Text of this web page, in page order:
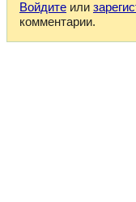
Войдите или
комментарии.